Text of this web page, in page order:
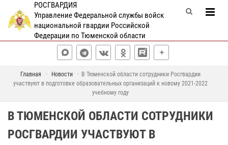
РОСГВАРДИЯ
Управление Федеральной службы войск
национальной гвардии Российской
Федерации по Тюменской области
Главная Новости
В Тюменской области сотрудники Росгвардии
участвуют в подготовке образовательных организаций к новому 2021-2022
учебному году
В ТЮМЕНСКОЙ ОБЛАСТИ СОТРУДНИКИ
РОСГВАРДИИ УЧАСТВУЮТ В